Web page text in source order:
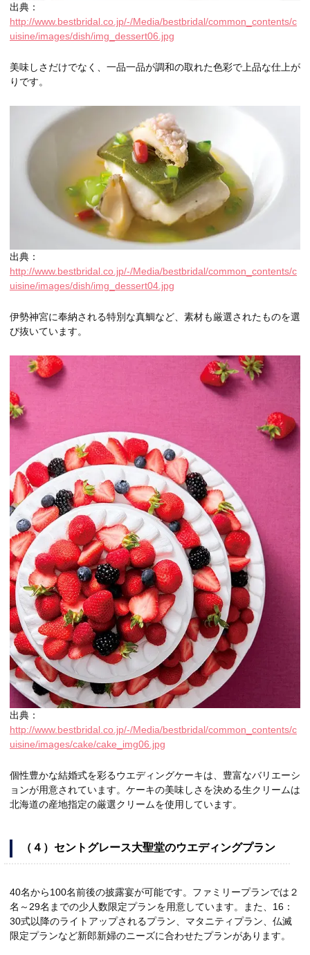
出典：
http://www.bestbridal.co.jp/-/Media/bestbridal/common_contents/c
uisine/images/dish/img_dessert06.jpg
美味しさだけでなく、一品一品が調和の取れた色彩で上品な仕上が
りです。
出典：
http://www.bestbridal.co.jp/-/Media/bestbridal/common_contents/c
uisine/images/dish/img_dessert04.jpg
伊勢神宮に奉納される特別な真鯛など、素材も厳選されたものを選
び抜いています。
出典：
http://www.bestbridal.co.jp/-/Media/bestbridal/common_contents/c
uisine/images/cake/cake_img06.jpg
個性豊かな結婚式を彩るウエディングケーキは、豊富なバリエーシ
ョンが用意されています。ケーキの美味しさを決める生クリームは
北海道の産地指定の厳選クリームを使用しています。
（４）セントグレース大聖堂のウエディングプラン
40名から100名前後の披露宴が可能です。ファミリープランでは２
名～29名までの少人数限定プランを用意しています。また、16：
30式以降のライトアップされるプラン、マタニティプラン、仏滅
限定プランなど新郎新婦のニーズに合わせたプランがあります。